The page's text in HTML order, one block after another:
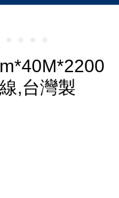
,台灣製